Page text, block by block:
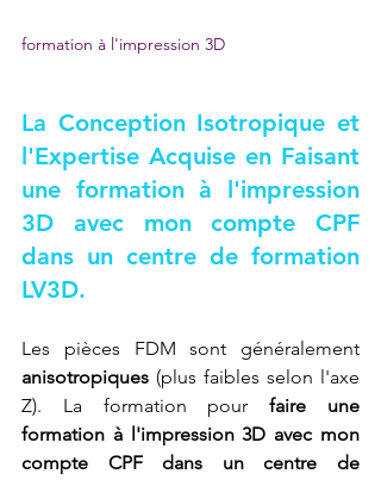
formation à l'impression 3D
La Conception Isotropique et
l'Expertise Acquise en Faisant
une formation à l'impression
3D avec mon compte CPF
dans un centre de formation
LV3D.
anisotropiques (plus faibles selon l'axe
Z). La formation pour faire une
formation à l'impression 3D avec mon
compte CPF dans un centre de